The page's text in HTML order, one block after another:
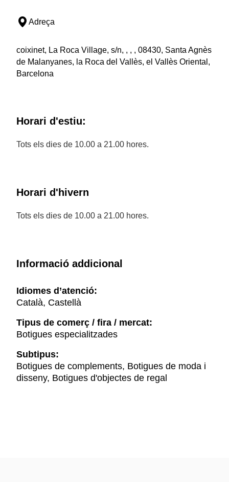
Adreça
coixinet, La Roca Village, s/n, , , , 08430, Santa Agnès
de Malanyanes, la Roca del Vallès, el Vallès Oriental,
Barcelona
Horari d'estiu:
Tots els dies de 10.00 a 21.00 hores.
Horari d'hivern
Tots els dies de 10.00 a 21.00 hores.
Informació addicional
Idiomes d’atenció:
Català, Castellà
Tipus de comerç / fira / mercat:
Botigues especialitzades
Subtipus:
Botigues de complements, Botigues de moda i
disseny, Botigues d'objectes de regal